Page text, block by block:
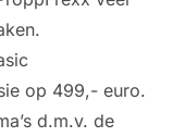
op 499,- euro.
d.m.v. de